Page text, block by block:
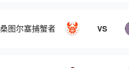
桑图尔塞捕蟹者 VS